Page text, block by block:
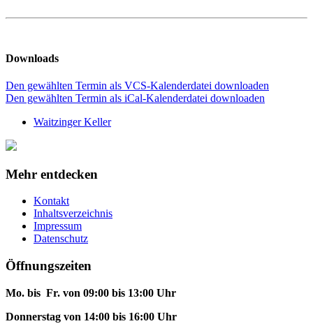
Downloads
Den gewählten Termin als VCS-Kalenderdatei downloaden
Den gewählten Termin als iCal-Kalenderdatei downloaden
Waitzinger Keller
Mehr entdecken
Kontakt
Inhaltsverzeichnis
Impressum
Datenschutz
Öffnungszeiten
Mo. bis Fr. von 09:00 bis 13:00 Uhr
Donnerstag von 14:00 bis 16:00 Uhr